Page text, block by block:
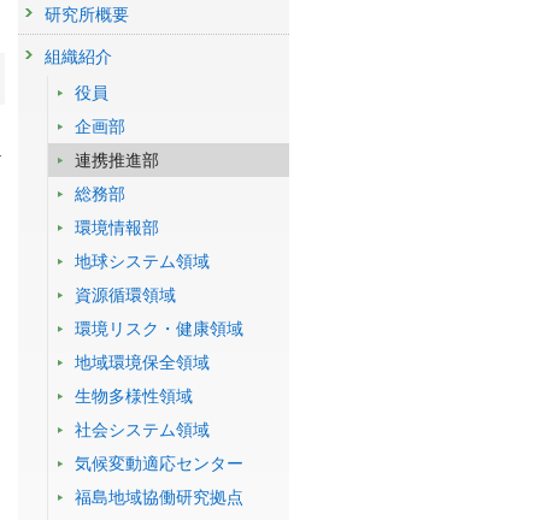
研究所概要
組織紹介
役員
企画部
連携推進部
総務部
環境情報部
地球システム領域
資源循環領域
環境リスク・健康領域
地域環境保全領域
生物多様性領域
社会システム領域
気候変動適応センター
福島地域協働研究拠点